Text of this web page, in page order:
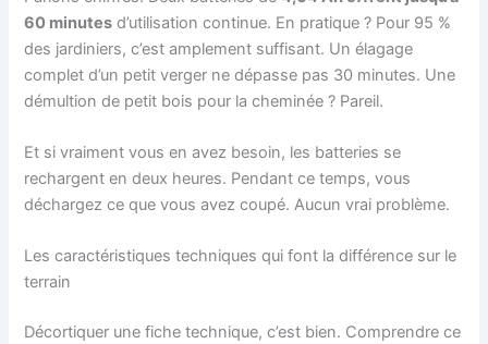
60 minutes d’utilisation continue. En pratique ? Pour 95 %
des jardiniers, c’est amplement suffisant. Un élagage
complet d’un petit verger ne dépasse pas 30 minutes. Une
démultion de petit bois pour la cheminée ? Pareil.
Et si vraiment vous en avez besoin, les batteries se
rechargent en deux heures. Pendant ce temps, vous
déchargez ce que vous avez coupé. Aucun vrai problème.
Les caractéristiques techniques qui font la différence sur le
terrain
Décortiquer une fiche technique, c’est bien. Comprendre ce